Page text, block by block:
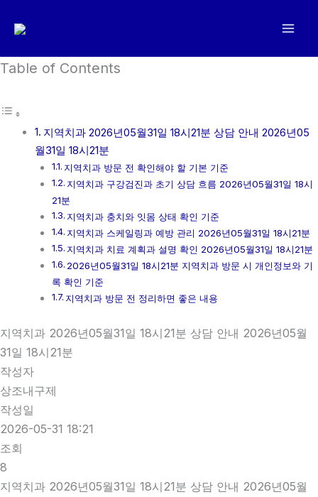
로
너
Table of Contents
지역치과 2026년05월31일 18시21분 상담 안내 2026년05
월31일 18시21분
지역치과 방문 전 확인해야 할 기본 기준
지역치과 구강검진과 초기 상담 흐름 2026년05월31일 18시
21분
지역치과 충치와 잇몸 상태 확인 기준
지역치과 스케일링과 예방 관리 2026년05월31일 18시21분
지역치과 치료 계획과 설명 확인 2026년05월31일 18시21분
2026년05월31일 18시21분 지역치과 방문 시 개인정보와 기
록 확인 기준
지역치과 방문 전 정리하면 좋은 내용
지역치과 2026년05월31일 18시21분 상담 안내 2026년05월
31일 18시21분
작성자
상조내구제
작성일
2026-05-31 18:21
조회
8
지역치과 2026년05월31일 18시21분 상담 안내 2026년05월